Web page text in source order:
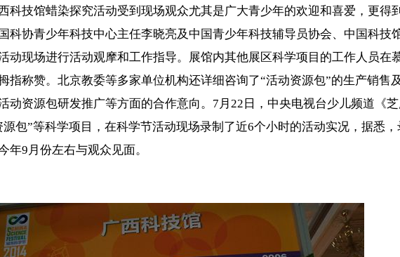
技馆蜡染探究活动受到现场观众尤其是广大青少年的欢迎和喜爱，更得
科协青少年科技中心主任李晓亮及中国青少年科技辅导员协会、中国科技
动现场进行活动观摩和工作指导。展馆内其他展区科学项目的工作人员在
指称赞。北京教委等多家单位机构还详细咨询了“活动资源包”的生产销售
动资源包研发推广等方面的合作意向。7月22日，中央电视台少儿频道《
包”等科学项目，在科学节活动现场录制了近6个小时的活动实况，据悉
年9月份左右与观众见面。